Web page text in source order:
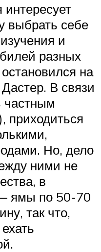
выбрать себе
и
разных
на
В связи
частным
приходиться
Но, дело
ними не
в
ямы по 50-70
так что,